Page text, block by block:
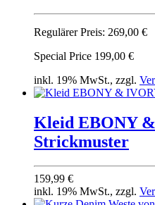
Regulärer Preis: 269,00 €
Special Price 199,00 €
inkl. 19% MwSt., zzgl.
Kleid EBONY
Strickmuster
159,99 €
inkl. 19% MwSt., zzgl.